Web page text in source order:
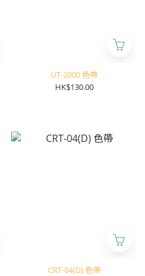
UT-2000 色帶
HK$130.00
CRT-04(D) 色帶